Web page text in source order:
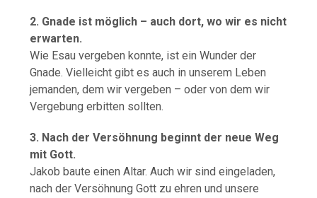
2. Gnade ist möglich – auch dort,wowir es nicht
erwarten.
Wie Esauvergebenkonnte, isteinWunderder
Gnade.Vielleichtgibtesauch inunserem Leben
jemanden,demwirvergeben –odervondemwir
Vergebungerbitten sollten.
3. Nach derVersöhnung beginnt der neueWeg
mit Gott.
JakobbauteeinenAltar.Auchwir sindeingeladen,
nachderVersöhnungGott zuehrenundunsere